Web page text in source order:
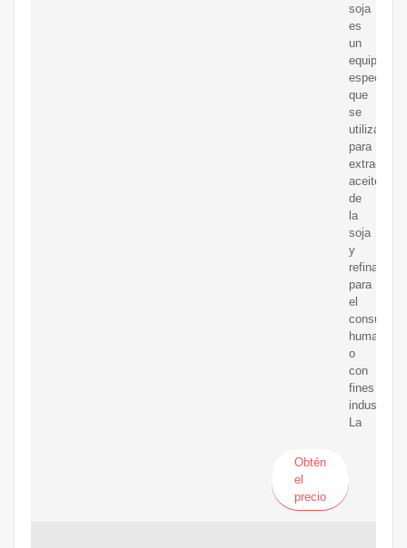
soja
es
un
equipo
que
se
utiliza
para
extraer
aceite
de
la
soja
y
refinarlo
para
el
consumo
humano
o
con
fines
La
Obtén
el
precio